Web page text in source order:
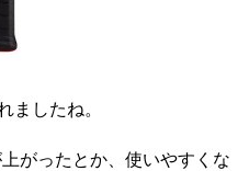
ましたね。
がったとか、使いやすくな